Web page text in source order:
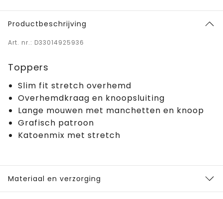
Productbeschrijving
Art. nr.: D33014925936
Toppers
Slim fit stretch overhemd
Overhemdkraag en knoopsluiting
Lange mouwen met manchetten en knoop
Grafisch patroon
Katoenmix met stretch
Materiaal en verzorging